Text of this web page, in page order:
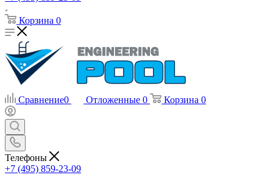
Корзина 0
Сравнение0 Отложенные 0 Корзина 0
Телефоны
+7 (495) 859-23-09